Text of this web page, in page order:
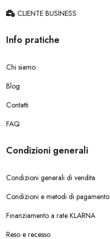
CLIENTE BUSINESS
Info pratiche
Chi siamo
Blog
Contatti
FAQ
Condizioni generali
Condizioni generali di vendita
Condizioni e metodi di pagamento
Finanziamento a rate KLARNA
Reso e recesso